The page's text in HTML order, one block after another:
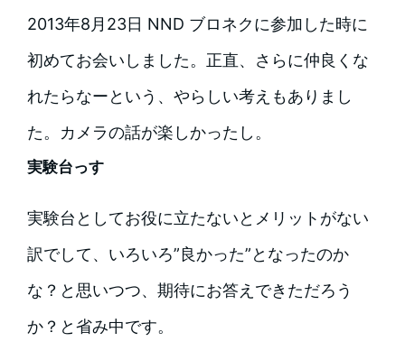
2013年8月23日 NND ブロネクに参加した時に
初めてお会いしました。正直、さらに仲良くな
れたらなーという、やらしい考えもありまし
た。カメラの話が楽しかったし。
実験台っす
実験台としてお役に立たないとメリットがない
訳でして、いろいろ”良かった”となったのか
な？と思いつつ、期待にお答えできただろう
か？と省み中です。